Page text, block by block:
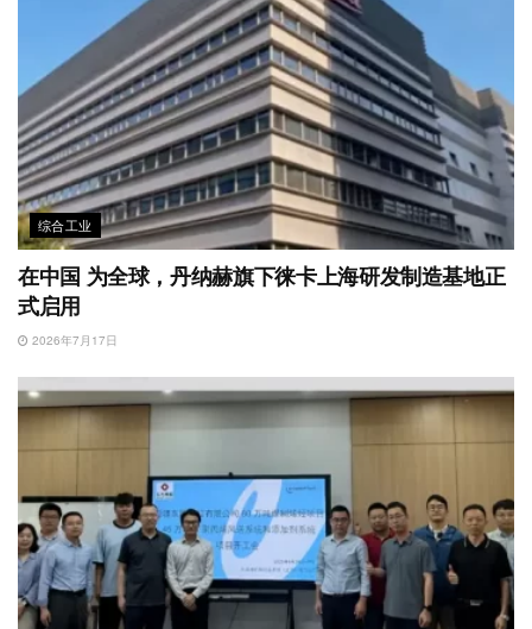
综合工业
在中国 为全球，丹纳赫旗下徕卡上海研发制造基地正
式启用
2026年7月17日